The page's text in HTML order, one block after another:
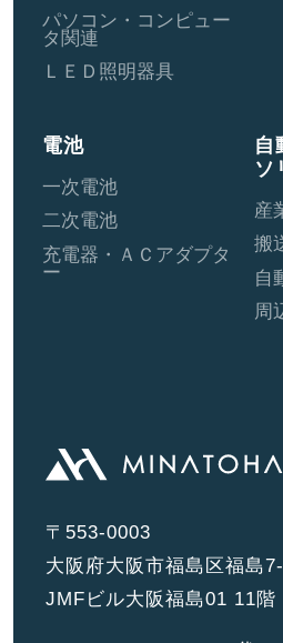
パソコン・コンピュー
タ関連
ＬＥＤ照明器具
電池
一次電池
二次電池
充電器・ＡＣアダプタ
ー
自
ソ
産
搬
自
周
〒553-0003
大阪府大阪市福島区福島
JMFビル大阪福島01 11階